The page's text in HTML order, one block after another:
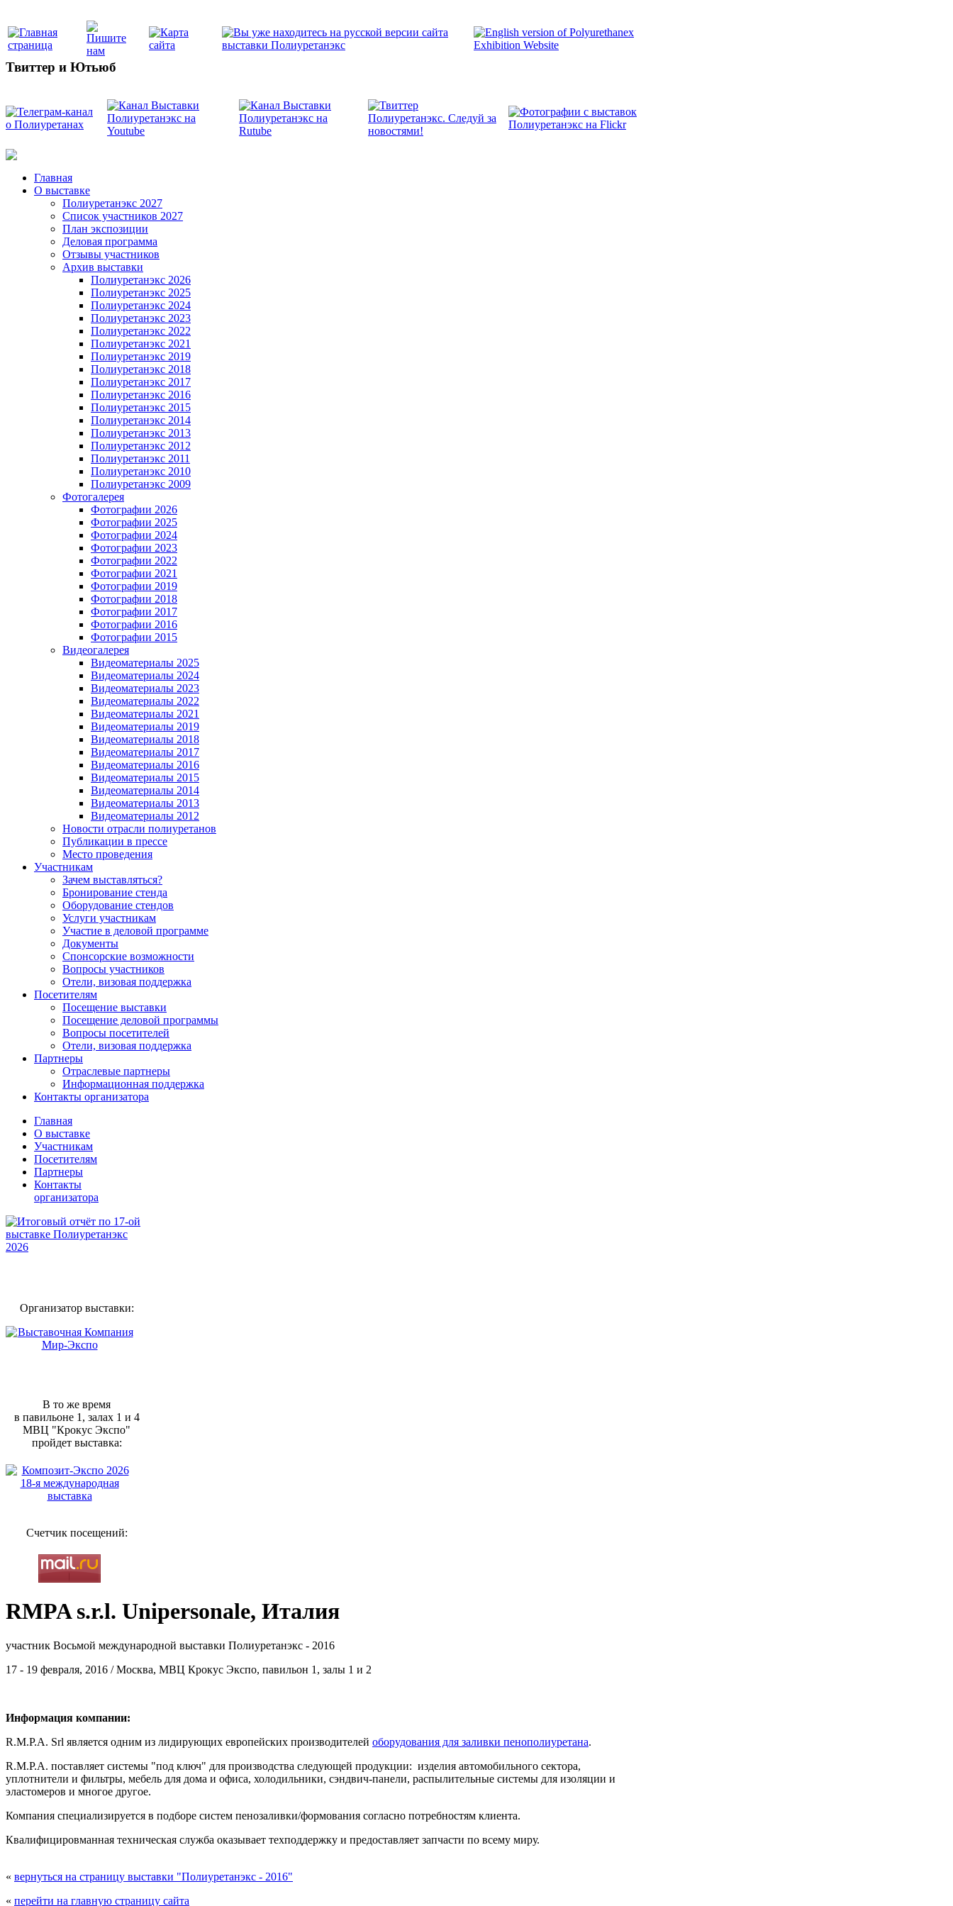
Твиттер и Ютьюб
Главная
О выставке
Полиуретанэкс 2027
Список участников 2027
План экспозиции
Деловая программа
Отзывы участников
Архив выставки
Полиуретанэкс 2026
Полиуретанэкс 2025
Полиуретанэкс 2024
Полиуретанэкс 2023
Полиуретанэкс 2022
Полиуретанэкс 2021
Полиуретанэкс 2019
Полиуретанэкс 2018
Полиуретанэкс 2017
Полиуретанэкс 2016
Полиуретанэкс 2015
Полиуретанэкс 2014
Полиуретанэкс 2013
Полиуретанэкс 2012
Полиуретанэкс 2011
Полиуретанэкс 2010
Полиуретанэкс 2009
Фотогалерея
Фотографии 2026
Фотографии 2025
Фотографии 2024
Фотографии 2023
Фотографии 2022
Фотографии 2021
Фотографии 2019
Фотографии 2018
Фотографии 2017
Фотографии 2016
Фотографии 2015
Видеогалерея
Видеоматериалы 2025
Видеоматериалы 2024
Видеоматериалы 2023
Видеоматериалы 2022
Видеоматериалы 2021
Видеоматериалы 2019
Видеоматериалы 2018
Видеоматериалы 2017
Видеоматериалы 2016
Видеоматериалы 2015
Видеоматериалы 2014
Видеоматериалы 2013
Видеоматериалы 2012
Новости отрасли полиуретанов
Публикации в прессе
Место проведения
Участникам
Зачем выставляться?
Бронирование стенда
Оборудование стендов
Услуги участникам
Участие в деловой программе
Документы
Спонсорские возможности
Вопросы участников
Отели, визовая поддержка
Посетителям
Посещение выставки
Посещение деловой программы
Вопросы посетителей
Отели, визовая поддержка
Партнеры
Отраслевые партнеры
Информационная поддержка
Контакты организатора
Главная
О выставке
Участникам
Посетителям
Партнеры
Контакты
организатора
Организатор выставки:
В то же время
в павильоне 1, залах 1 и 4
МВЦ "Крокус Экспо"
пройдет выставка:
Счетчик посещений:
RMPA s.r.l. Unipersonale, Италия
участник Восьмой международной выставки Полиуретанэкс - 2016
17 - 19 февраля, 2016 / Москва, МВЦ Крокус Экспо, павильон 1, залы 1 и 2
Информация компании:
R.M.P.A. Srl является одним из лидирующих европейских производителей оборудования для заливки пенополиуретана.
R.M.P.A. поставляет системы "под ключ" для производства следующей продукции: изделия автомобильного сектора,
уплотнители и фильтры, мебель для дома и офиса, холодильники, сэндвич-панели, распылительные системы для изоляции и
эластомеров и многое другое.
Компания специализируется в подборе систем пенозаливки/формования согласно потребностям клиента.
Квалифицировманная техническая служба оказывает техподдержку и предоставляет запчасти по всему миру.
« вернуться на страницу выставки "Полиуретанэкс - 2016"
« перейти на главную страницу сайта